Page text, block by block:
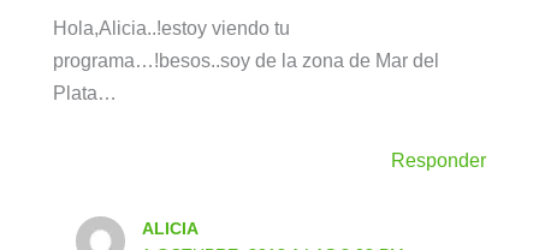
Hola,Alicia..!estoy viendo tu
programa…!besos..soy de la zona de Mar del
Plata…
Responder
ALICIA